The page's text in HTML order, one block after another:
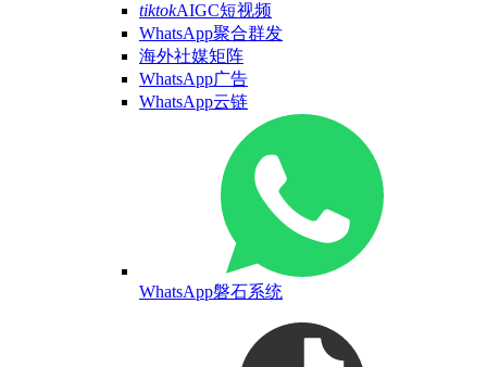
tiktokAIGC短视频
WhatsApp聚合群发
海外社媒矩阵
WhatsApp广告
WhatsApp云链
WhatsApp磐石系统